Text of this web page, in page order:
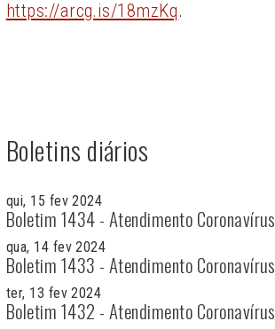
https://arcg.is/18mzKq.
Boletins diários
qui, 15 fev 2024
Boletim 1434 - Atendimento Coronavírus
qua, 14 fev 2024
Boletim 1433 - Atendimento Coronavírus
ter, 13 fev 2024
Boletim 1432 - Atendimento Coronavírus